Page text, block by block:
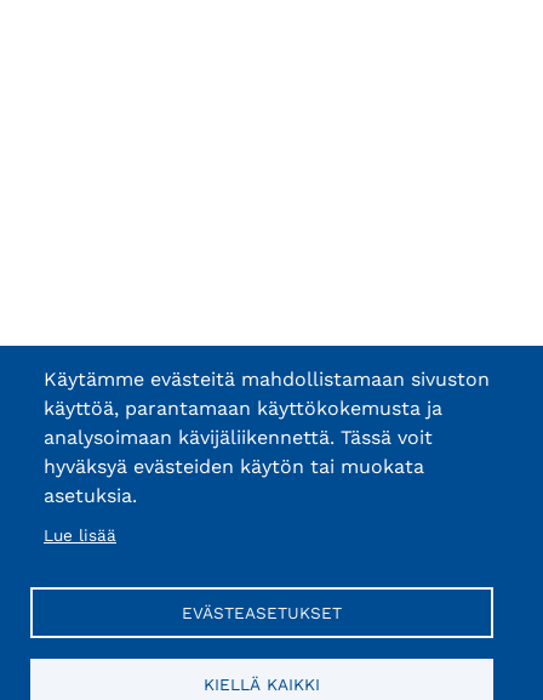
Käytämme evästeitä mahdollistamaan sivuston
käyttöä, parantamaan käyttökokemusta ja
analysoimaan kävijäliikennettä. Tässä voit
hyväksyä evästeiden käytön tai muokata
asetuksia.
Lue lisää
EVÄSTEASETUKSET
KIELLÄ KAIKKI